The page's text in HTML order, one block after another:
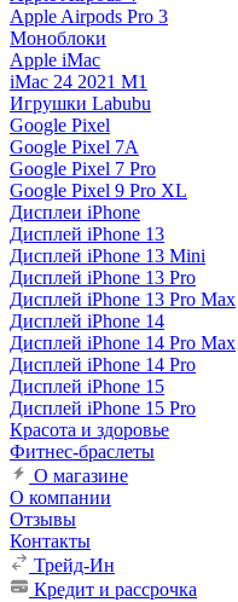
Apple Airpods Pro 3
Моноблоки
Apple iMac
iMac 24 2021 M1
Игрушки Labubu
Google Pixel
Google Pixel 7А
Google Pixel 7 Pro
Google Pixel 9 Pro XL
Дисплеи iPhone
Дисплей iPhone 13
Дисплей iPhone 13 Mini
Дисплей iPhone 13 Pro
Дисплей iPhone 13 Pro Max
Дисплей iPhone 14
Дисплей iPhone 14 Pro Max
Дисплей iPhone 14 Pro
Дисплей iPhone 15
Дисплей iPhone 15 Pro
Красота и здоровье
Фитнес-браслеты
О магазине
О компании
Отзывы
Контакты
Трейд-Ин
Кредит и рассрочка